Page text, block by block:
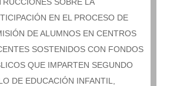
EN EL PROCESO DE
DE ALUMNOS EN CENTROS
SOSTENIDOS CON FONDOS
QUE IMPARTEN SEGUNDO
DE EDUCACIÓN INFANTIL,